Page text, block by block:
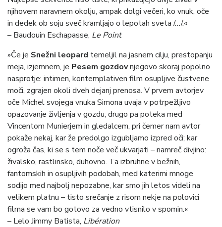
njihovem naravnem okolju, ampak dolgi večeri, ko vnuk, oče
in dedek ob soju sveč kramljajo o lepotah sveta /…/.«
– Baudouin Eschapasse, Le Point
»Če je Snežni leopard temeljil na jasnem cilju, prestopanju
meja, izjemnem, je Pesem gozdovnjegovo skoraj popolno
nasprotje: intimen, kontemplativen film osupljive čustvene
moči, zgrajen okoli dveh dejanj prenosa. V prvem avtorjev
oče Michel svojega vnuka Simona uvaja v potrpežljivo
opazovanje življenja v gozdu; drugo pa poteka med
Vincentom Munierjem in gledalcem, pri čemer nam avtor
pokaže nekaj, kar že predolgo izgubljamo izpred oči; kar
ogroža čas, ki se s tem noče več ukvarjati – namreč divjino:
živalsko, rastlinsko, duhovno. Ta izbruhne v bežnih,
fantomskih in osupljivih podobah, med katerimi mnoge
sodijo med najbolj nepozabne, kar smo jih letos videli na
velikem platnu – tisto srečanje z risom nekje na polovici
filma se vam bo gotovo za vedno vtisnilo v spomin.«
– Lelo Jimmy Batista, Libération